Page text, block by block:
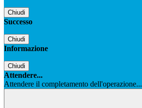
Chiudi
Successo
Chiudi
Informazione
Chiudi
Attendere...
Attendere il completamento dell'operazione...